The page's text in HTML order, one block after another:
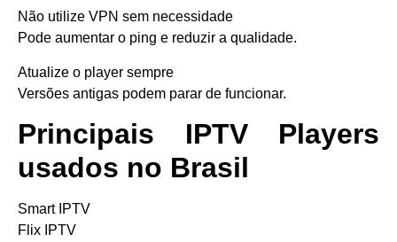
Não utilize VPN sem necessidade
Pode aumentar o ping e reduzir a qualidade.
Atualize o player sempre
Versões antigas podem parar de funcionar.
Principais IPTV Players
usados no Brasil
Smart IPTV
Flix IPTV